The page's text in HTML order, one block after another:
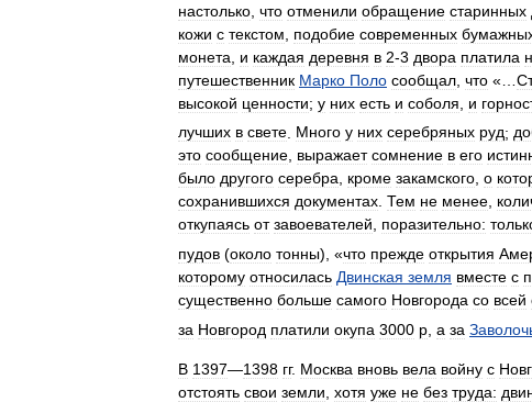
настолько что отменили обращение старинных
кожи с текстом подобие современных
монета
и каждая деревня в 2-3 двора платила
путешественник Марко Поло сообщал что «…
высокой ценности; у них есть и соболя и
лучших в свете Много у них серебряных руд;
это сообщение, выражает сомнение в его
было другого серебра, кроме закамского, о
сохранившихся документах. Тем не менее,
откупаясь от завоевателей, поразительно:
пудов (около тонны), «что прежде открытия
которому относилась Двинская земля вместе с
существенно больше самого Новгорода со всей
за Новгород платили окупа 3000 р а за
В 1397—1398 гг. Москва вновь вела войну с
отстоять свои земли хотя уже не без труда: